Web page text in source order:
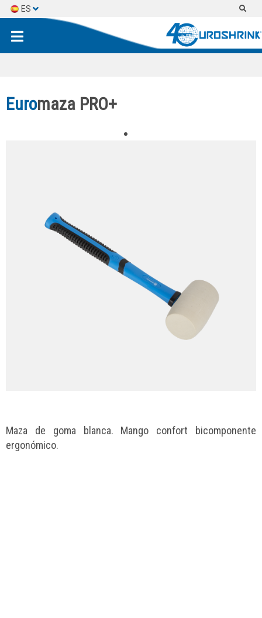
ES
Euromaza PRO+
Maza de goma blanca. Mango confort bicomponente
ergonómico.